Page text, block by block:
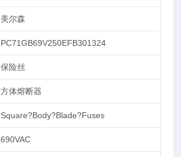
美尔森
PC71GB69V250EFB301324
保险丝
方体熔断器
Square?Body?Blade?Fuses
690VAC